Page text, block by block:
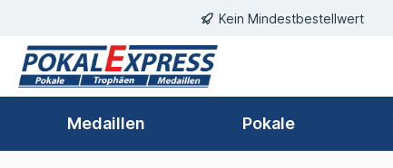
Zur Hauptnavigation springenKein Mindestbestellwert
Medaillen Pokale